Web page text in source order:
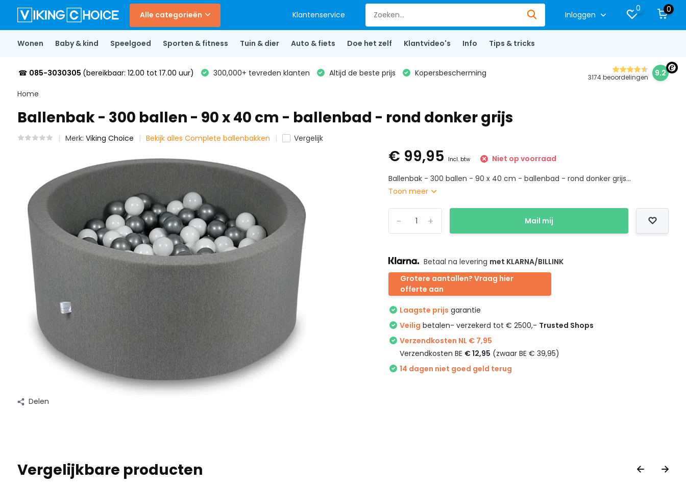
Alle categorieën Klantenservice Inloggen
0 0
Wonen Baby & kind Speelgoed Sporten & fitness Tuin & dier Auto & fiets Doe het zelf Klantvideo's Info Tips & tricks
☎ 085-3030305 (bereikbaar: 12.00 tot 17.00 uur) 300,000+ tevreden klanten Altijd de beste prijs Kopersbescherming 3174 beoordelingen 9.2
Home
Ballenbak - 300 ballen - 90 x 40 cm - ballenbad - rond donker grijs
Merk: Viking Choice Bekijk alles Complete ballenbakken Vergelijk
Delen
€ 99,95 Incl. btw
Niet op voorraad
Ballenbak - 300 ballen - 90 x 40 cm - ballenbad - rond donker grijs...
Toon meer
+
- Mail mij
Betaal na levering met KLARNA/BILLINK
Grotere aantallen? Vraag hier
offerte aan
Laagste prijs garantie
Veilig betalen- verzekerd tot € 2500,- Trusted Shops
Verzendkosten NL € 7,95
Verzendkosten BE € 12,95 (zwaar BE € 39,95)
14 dagen niet goed geld terug
Vergelijkbare producten